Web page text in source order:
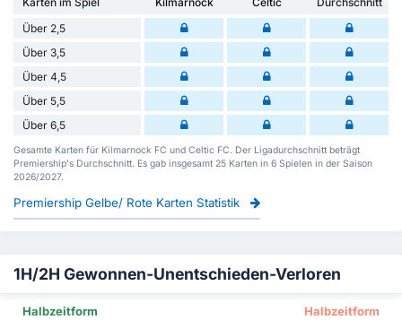
Über 2,5
Über 3,5
Über 4,5
Über 5,5
Über 6,5
Gesamte Karten für Kilmarnock FC und Celtic FC. Der Ligadurchschnitt beträgt
Premiership's Durchschnitt. Es gab insgesamt 25 Karten in 6 Spielen in der Saison
2026/2027.
Premiership Gelbe/ Rote Karten Statistik
1H/2H Gewonnen-Unentschieden-Verloren
Halbzeitform Halbzeitform